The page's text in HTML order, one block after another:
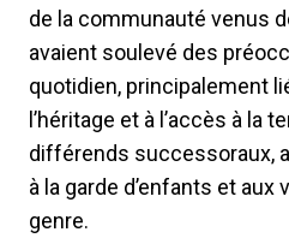
de la communauté venus
avaient soulevé des
quotidien, principalement
l’héritage et à l’accès à la
différends successoraux,
à la garde d’enfants et
genre.